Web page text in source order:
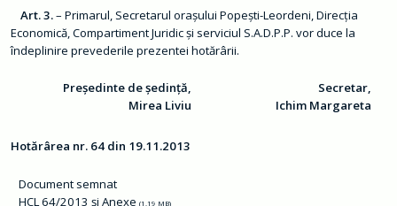
ș
C
n
Art. 3.– Primarul, Secretarul orașului Popești-Leordeni, Direcția
Economică, Compartiment Juridic și serviciul S.A.D.P.P. vor duce la
îndeplinire prevederile prezentei hotărârii.
Președinte de ședință,
Mirea Liviu
Secretar,
Ichim Margareta
Hotărârea nr. 64 din 19.11.2013
Document semnat
HCL 64/2013 și Anexe (1.19 MB)